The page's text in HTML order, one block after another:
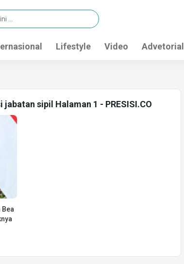
Lifestyle Video Advetorial
sipil Halaman 1 - PRESISI.CO